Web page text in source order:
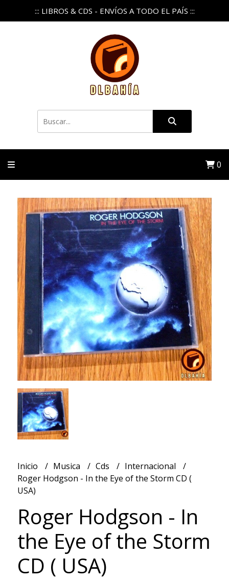
::: LIBROS & CDS - ENVÍOS A TODO EL PAÍS :::
0
Inicio Musica Cds
Internacional
Roger Hodgson - In the Eye of the Storm CD (
USA)
Roger Hodgson - In
the Eye of the Storm
CD ( USA)